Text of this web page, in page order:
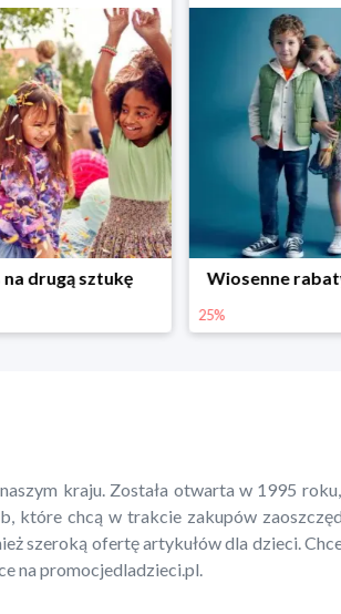
na drugą sztukę Wiosenne
25%
kraju. Została otwarta w 1995
które chcą w trakcie zakupów
szeroką ofertę artykułów dla dzieci.
na promocjedladzieci.pl.